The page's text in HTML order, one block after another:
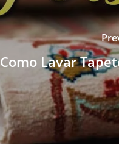
Como Lavar